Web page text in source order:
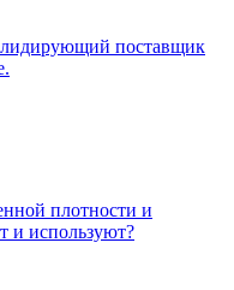
поставщик
плотности и
и используют?